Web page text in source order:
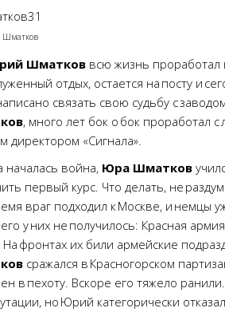
Шматков всю жизнь проработал
отдых, остается на посту и
связать свою судьбу с
, много лет бок о бок проработал с
директором «Сигнала».
началась война, Юра Шматков
первый курс. Что делать, не
враг подходил к Москве, и немцы
у них не получилось: Красная
фронтах их били армейские
сражался в Красногорском
в пехоту. Вскоре его тяжело
но Юрий категорически